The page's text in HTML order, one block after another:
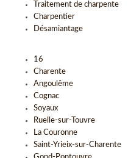
Traitement de charpente
Charpentier
Désamiantage
16
Charente
Angoulême
Cognac
Soyaux
Ruelle-sur-Touvre
La Couronne
Saint-Yrieix-sur-Charente